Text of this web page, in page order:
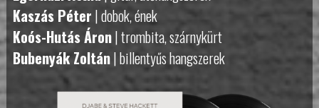
Kaszás Péter | dobok, ének
Koós-Hutás Áron| trombita, szárnykürt
Bubenyák Zoltán| billentyűs hangszerek